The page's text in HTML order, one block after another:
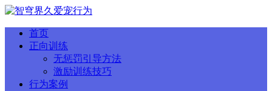
首页
正向训练
无惩罚引导方法
激励训练技巧
行为案例